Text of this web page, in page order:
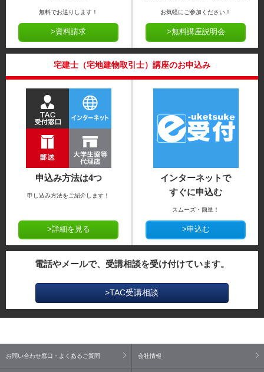
無料でお送りします！
>資料請求
お気軽にご参加ください！
>無料講座説明会
宅建士（宅地建物取引士）講座のお申込み
申込み方法は4つ
申し込み方法をご紹介します！
>詳細を見る
インターネットで
すぐに申込む
スムーズ・簡単！
>申込む
電話やメールで、受講相談を受け付けています。
>TAC受講相談
お問い合わせ窓口・よくあるご質問 会社情報